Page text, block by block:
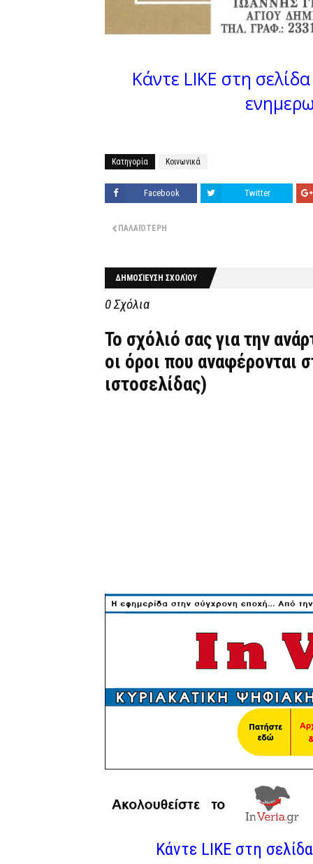
Κάντε LIKE στη
Κατηγορία Κοινωνικά
Facebook Twitter
ΠΑΛΑΙΌΤΕΡΗ
ΔΗΜΟΣΊΕΥΣΗ ΣΧΟΛΊΟΥ
0 Σχόλια
Το σχόλιό σας για την
οι όροι που αναφέρονται
ιστοσελίδας)
Κάντε LIKE στη